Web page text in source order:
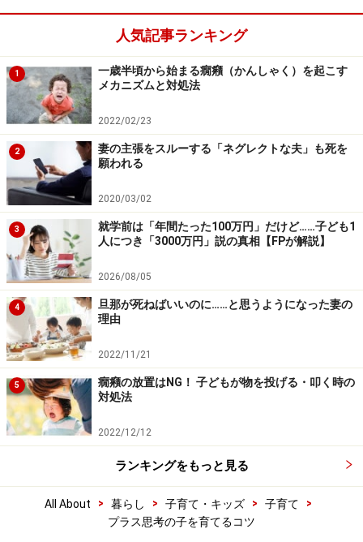
人気記事ランキング
1
一歳半頃から始まる癇癪（かんしゃく）を起こす
メカニズムと対処法
2022/02/23
2
妻の主張をスルーする「ネグレクトな夫」も死を
願われる
2020/03/02
3
就学前は「年間たった100万円」だけど……子ども1
人につき「3000万円」説の真相【FPが解説】
2026/08/05
4
旦那が死ねばいいのに……と思うようになった妻の
理由
2022/11/21
5
癇癪の放置はNG！ 子どもが物を投げる・叩く時の
対処法
2022/12/12
ランキングをもっと見る
All About > 暮らし > 子育て・キッズ > 子育て
>
プラス思考の子を育てるコツ